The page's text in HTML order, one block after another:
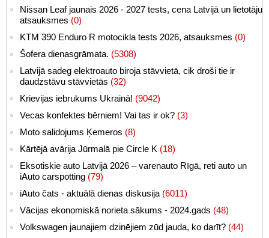
Nissan Leaf jaunais 2026 - 2027 tests, cena Latvijā un lietotāju
atsauksmes (0)
KTM 390 Enduro R motocikla tests 2026, atsauksmes (0)
Šofera dienasgrāmata. (5308)
Latvijā sadeg elektroauto biroja stāvvietā, cik droši tie ir
daudzstāvu stāvvietās (32)
Krievijas iebrukums Ukrainā! (9042)
Vecas konfektes bērniem! Vai tas ir ok? (3)
Moto salidojums Ķemeros (8)
Kārtējā avārija Jūrmalā pie Circle K (18)
Eksotiskie auto Latvijā 2026 – varenauto Rīgā, reti auto un
iAuto carspotting (79)
iAuto čats - aktuālā dienas diskusija (6011)
Vācijas ekonomiskā norieta sākums - 2024.gads (48)
Volkswagen jaunajiem dzinējiem zūd jauda, ko darīt? (44)